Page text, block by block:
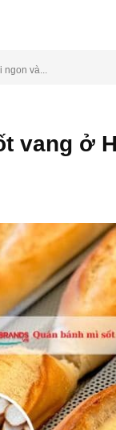
ngon và...
vang ở